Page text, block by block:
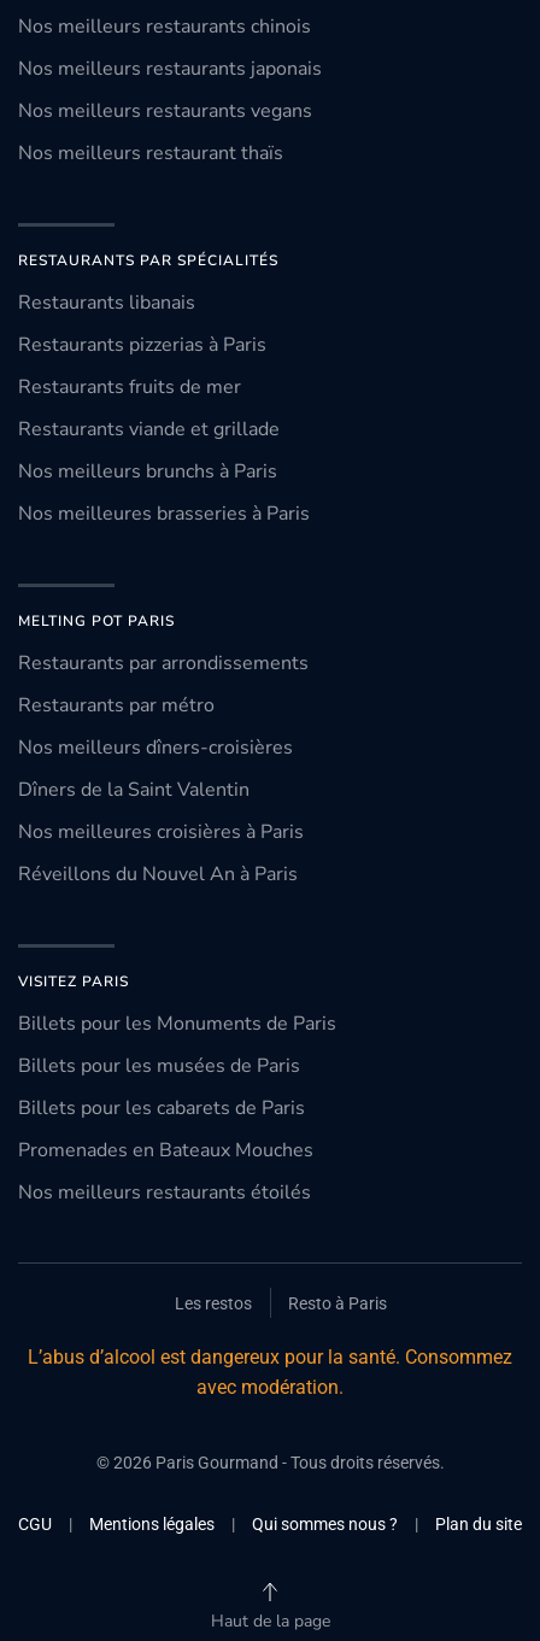
Nos meilleurs restaurants chinois
Nos meilleurs restaurants japonais
Nos meilleurs restaurants vegans
Nos meilleurs restaurant thaïs
RESTAURANTS PAR SPÉCIALITÉS
Restaurants libanais
Restaurants pizzerias à Paris
Restaurants fruits de mer
Restaurants viande et grillade
Nos meilleurs brunchs à Paris
Nos meilleures brasseries à Paris
MELTING POT PARIS
Restaurants par arrondissements
Restaurants par métro
Nos meilleurs dîners-croisières
Dîners de la Saint Valentin
Nos meilleures croisières à Paris
Réveillons du Nouvel An à Paris
VISITEZ PARIS
Billets pour les Monuments de Paris
Billets pour les musées de Paris
Billets pour les cabarets de Paris
Promenades en Bateaux Mouches
Nos meilleurs restaurants étoilés
Les restos Resto à Paris
L’abus d’alcool est dangereux pour la santé. Consommez
avec modération.
©2026Paris Gourmand - Tous droits réservés.
CGU | Mentions légales | Qui sommes nous ? | Plan du site
Haut de la page